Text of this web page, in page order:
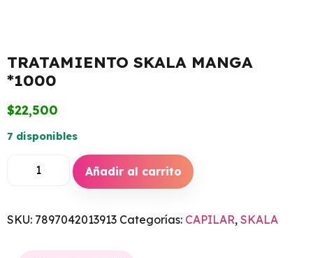
TRATAMIENTO SKALA MANGA
*1000
$22,500
7 disponibles
Añadir al carrito
SKU: 7897042013913 Categorías: CAPILAR, SKALA